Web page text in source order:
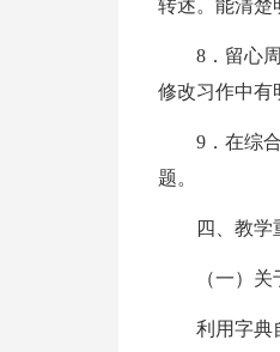
转述。能清楚
8．留心
修改习作中有
9．在综
题。
四、教学
（一）关
利用字典